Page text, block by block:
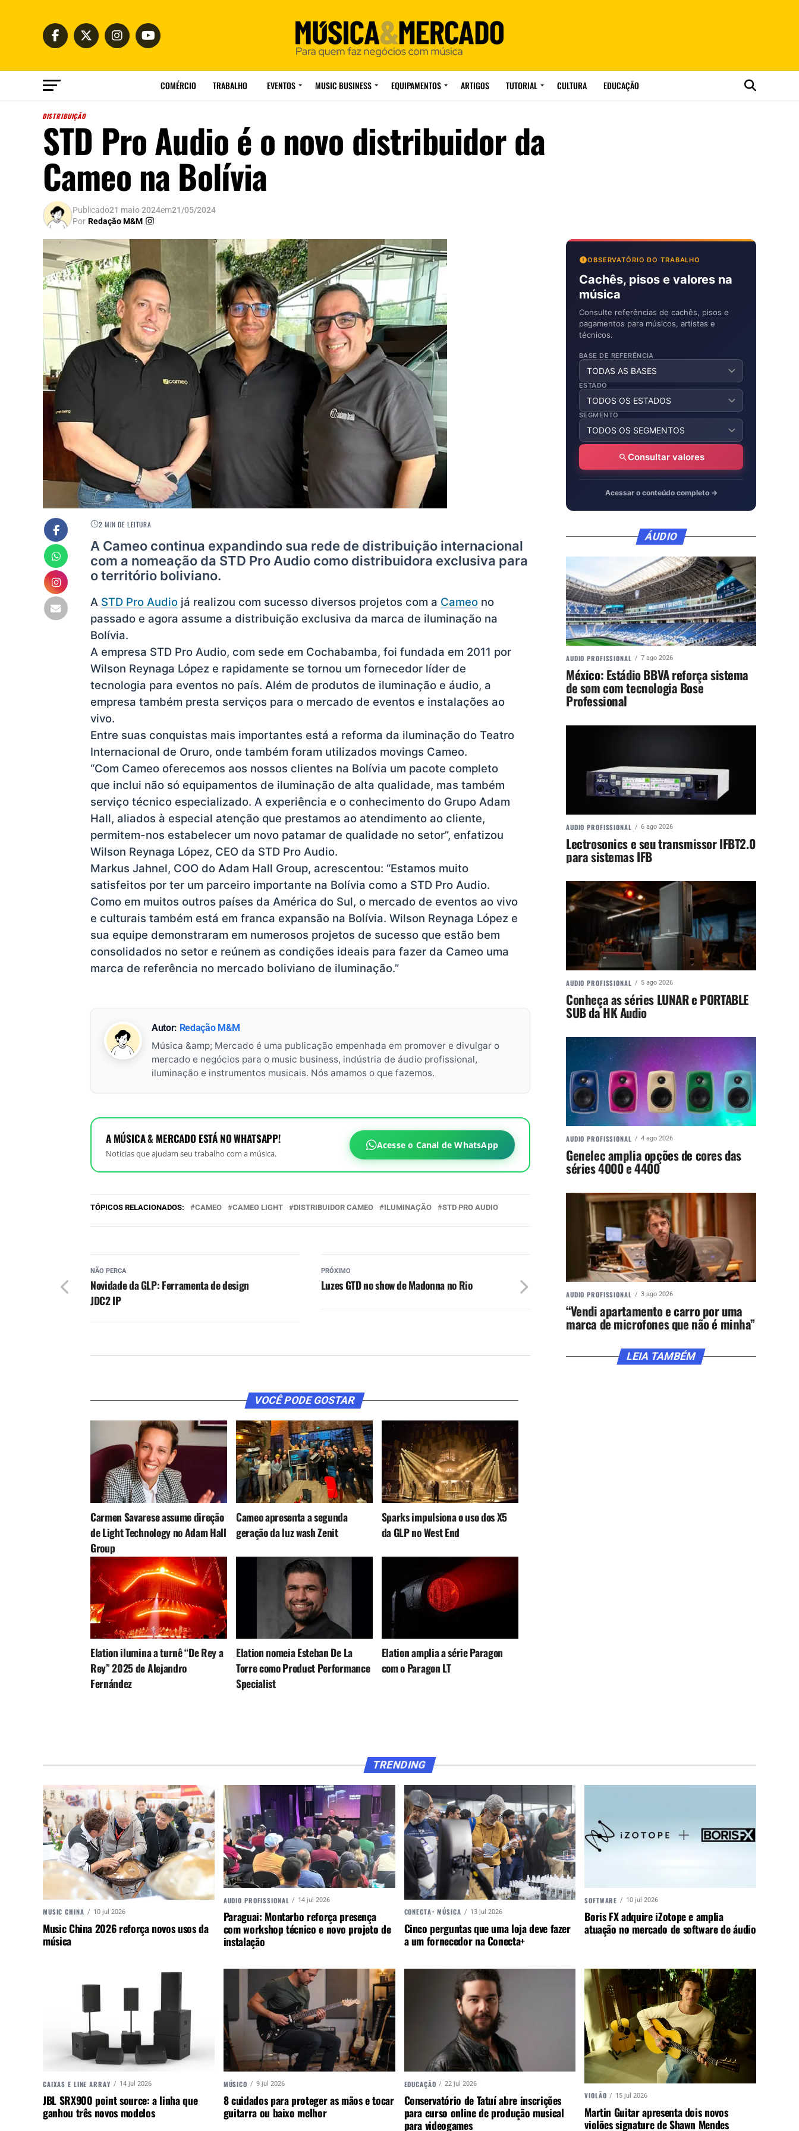
COMÉRCIO TRABALHO EVENTOS MUSIC BUSINESS EQUIPAMENTOS ARTIGOS TUTORIAL CULTURA EDUCAÇÃO
DISTRIBUIÇÃO
STD Pro Audio é o novo distribuidor da
Cameo na Bolívia
Publicado21 maio 2024em21/05/2024
Por Redação M&M
2 MIN DE LEITURA
A Cameo continua expandindo sua rede de distribuição internacional
com a nomeação da STD Pro Audio como distribuidora exclusiva para
o território boliviano.
A STD Pro Audio já realizou com sucesso diversos projetos com a Cameo no
passado e agora assume a distribuição exclusiva da marca de iluminação na
Bolívia.
A empresa STD Pro Audio, com sede em Cochabamba, foi fundada em 2011 por
Wilson Reynaga López e rapidamente se tornou um fornecedor líder de
tecnologia para eventos no país. Além de produtos de iluminação e áudio, a
empresa também presta serviços para o mercado de eventos e instalações ao
vivo.
Entre suas conquistas mais importantes está a reforma da iluminação do Teatro
Internacional de Oruro, onde também foram utilizados movings Cameo.
“Com Cameo oferecemos aos nossos clientes na Bolívia um pacote completo
que inclui não só equipamentos de iluminação de alta qualidade, mas também
serviço técnico especializado. A experiência e o conhecimento do Grupo Adam
Hall, aliados à especial atenção que prestamos ao atendimento ao cliente,
permitem-nos estabelecer um novo patamar de qualidade no setor”, enfatizou
Wilson Reynaga López, CEO da STD Pro Audio.
Markus Jahnel, COO do Adam Hall Group, acrescentou: “Estamos muito
satisfeitos por ter um parceiro importante na Bolívia como a STD Pro Audio.
Como em muitos outros países da América do Sul, o mercado de eventos ao vivo
e culturais também está em franca expansão na Bolívia. Wilson Reynaga López e
sua equipe demonstraram em numerosos projetos de sucesso que estão bem
consolidados no setor e reúnem as condições ideais para fazer da Cameo uma
marca de referência no mercado boliviano de iluminação.”
Autor: Redação M&M
Música &amp; Mercado é uma publicação empenhada em promover e divulgar o
mercado e negócios para o music business, indústria de áudio profissional,
iluminação e instrumentos musicais. Nós amamos o que fazemos.
A MÚSICA & MERCADO ESTÁ NO WHATSAPP!
Noticias que ajudam seu trabalho com a música.
Acesse o Canal de WhatsApp
TÓPICOS RELACIONADOS: CAMEO CAMEO LIGHT DISTRIBUIDOR CAMEO ILUMINAÇÃO STD PRO AUDIO
PRÓXIMO
Luzes GTD no show de Madonna no Rio
NÃO PERCA
Novidade da GLP: Ferramenta de design
JDC2 IP
VOCÊ PODE GOSTAR
Carmen Savarese assume direção
de Light Technology no Adam Hall
Group
Cameo apresenta a segunda
geração da luz wash Zenit
Sparks impulsiona o uso dos X5
da GLP no West End
Elation ilumina a turnê “De Rey a
Rey” 2025 de Alejandro
Fernández
Elation nomeia Esteban De La
Torre como Product Performance
Specialist
Elation amplia a série Paragon
com o Paragon LT
OBSERVATÓRIO DO TRABALHO
Cachês, pisos e valores na
música
Consulte referências de cachês, pisos e
pagamentos para músicos, artistas e
técnicos.
BASE DE REFERÊNCIA
ESTADO
SEGMENTO
Consultar valores
Acessar o conteúdo completo →
ÁUDIO
AUDIO PROFISSIONAL 7 ago 2026
México: Estádio BBVA reforça sistema
de som com tecnologia Bose
Professional
AUDIO PROFISSIONAL 6 ago 2026
Lectrosonics e seu transmissor IFBT2.0
para sistemas IFB
AUDIO PROFISSIONAL 5 ago 2026
Conheça as séries LUNAR e PORTABLE
SUB da HK Audio
AUDIO PROFISSIONAL 4 ago 2026
Genelec amplia opções de cores das
séries 4000 e 4400
AUDIO PROFISSIONAL 3 ago 2026
“Vendi apartamento e carro por uma
marca de microfones que não é minha”
LEIA TAMBÉM
TRENDING
MUSIC CHINA 10 jul 2026
Music China 2026 reforça novos usos da
música
AUDIO PROFISSIONAL 14 jul 2026
Paraguai: Montarbo reforça presença
com workshop técnico e novo projeto de
instalação
CONECTA+ MÚSICA 13 jul 2026
Cinco perguntas que uma loja deve fazer
a um fornecedor na Conecta+
SOFTWARE 10 jul 2026
Boris FX adquire iZotope e amplia
atuação no mercado de software de áudio
CAIXAS E LINE ARRAY 14 jul 2026
JBL SRX900 point source: a linha que
ganhou três novos modelos
MÚSICO 9 jul 2026
8 cuidados para proteger as mãos e tocar
guitarra ou baixo melhor
EDUCAÇÃO 22 jul 2026
Conservatório de Tatuí abre inscrições
para curso online de produção musical
para videogames
VIOLÃO 15 jul 2026
Martin Guitar apresenta dois novos
violões signature de Shawn Mendes